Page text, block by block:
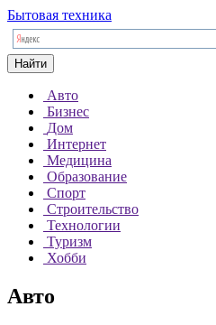
Бытовая техника
Найти
Авто
Бизнес
Дом
Интернет
Медицина
Образование
Спорт
Строительство
Технологии
Туризм
Хобби
Авто